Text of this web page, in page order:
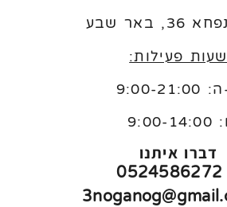
באר שבע
שעות פעילות:
21:00
ו: 9:00-14:00
דברו איתנו
0524586272